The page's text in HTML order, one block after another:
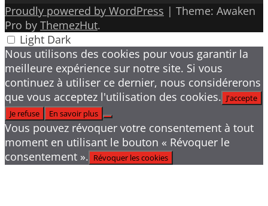
Proudly powered by WordPress | Theme: Awaken
Pro by ThemezHut.
Light Dark
Nous utilisons des cookies pour vous garantir la
meilleure expérience sur notre site. Si vous
continuez à utiliser ce dernier, nous considérerons
que vous acceptez l'utilisation des cookies. J'accepte
Je refuse
En savoir plus
Vous pouvez révoquer votre consentement à tout
moment en utilisant le bouton « Révoquer le
consentement ». Révoquer les cookies